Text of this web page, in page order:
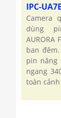
IPC-
Camera
dùng
AURORA
ban
pin năng
ngang
toàn cảnh